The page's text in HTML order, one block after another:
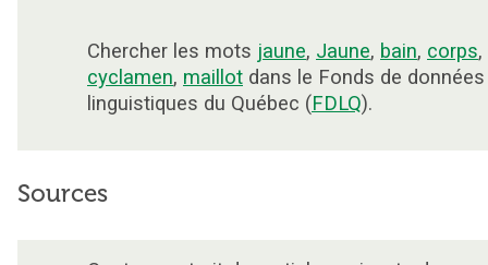
Chercher les mots jaune, Jaune, bain, corps,
cyclamen, maillot dans le Fonds de données
linguistiques du Québec (FDLQ).
Sources